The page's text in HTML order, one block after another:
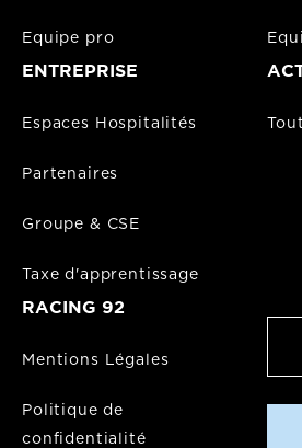
Equipe pro
ENTREPRISE
Espaces Hospitalités
Partenaires
Groupe & CSE
Taxe d'apprentissage
RACING 92
Mentions Légales
Politique de
confidentialité